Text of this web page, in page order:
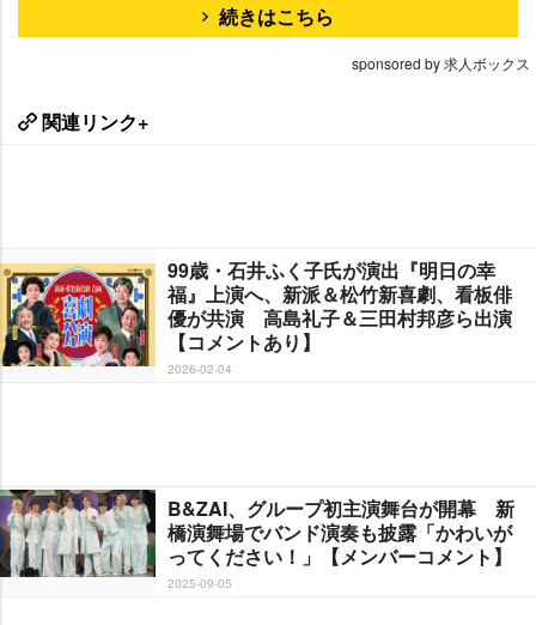
続きはこちら
sponsored by 求人ボックス
関連リンク+
99歳・石井ふく子氏が演出『明日の幸
福』上演へ、新派＆松竹新喜劇、看板俳
優が共演 高島礼子＆三田村邦彦ら出演
【コメントあり】
2026-02-04
B&ZAI、グループ初主演舞台が開幕 新
橋演舞場でバンド演奏も披露「かわいが
ってください！」【メンバーコメント】
2025-09-05